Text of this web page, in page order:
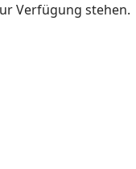
Verfügung stehen.